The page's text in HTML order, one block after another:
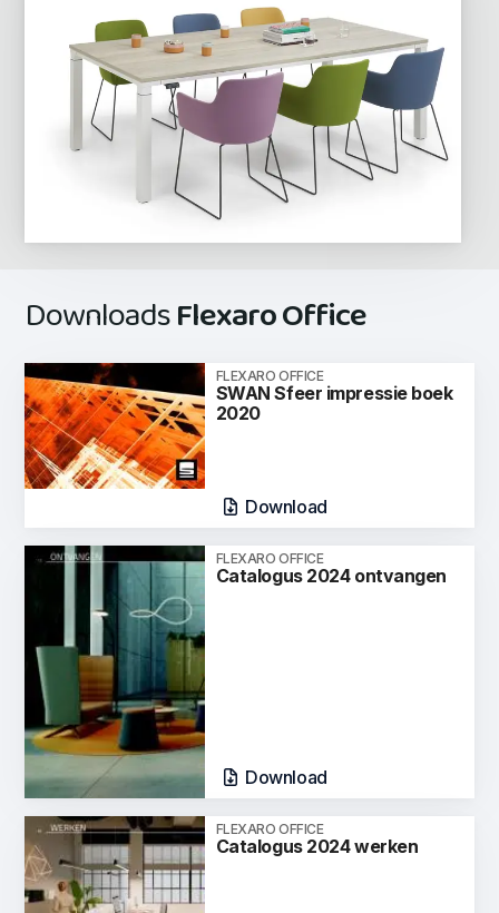
DownloadsFlexaro Office
FLEXARO OFFICE
SWAN Sfeer impressie boek
2020
Download
FLEXARO OFFICE
Catalogus 2024 ontvangen
Download
FLEXARO OFFICE
Catalogus 2024 werken